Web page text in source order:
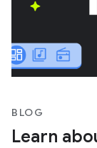
BLOG
Learn